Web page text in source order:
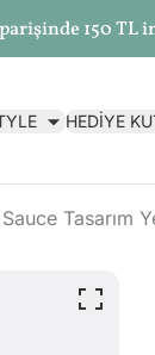
150 TL
HEDİYE
Tasarım